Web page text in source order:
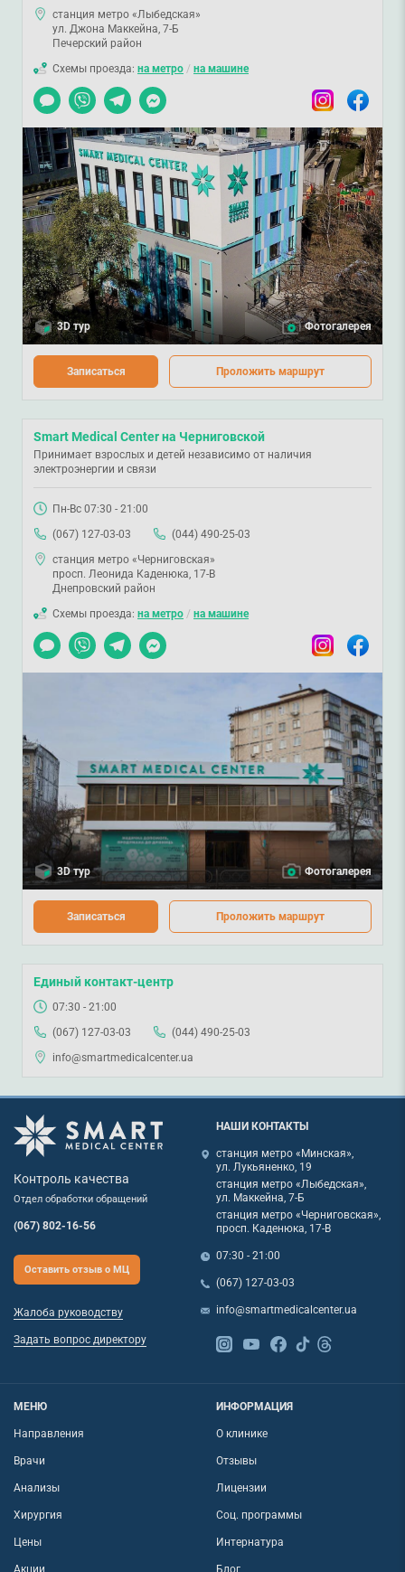
станция метро «Лыбедская»
ул. Джона Маккейна, 7-Б
Печерский район
Схемы проезда: на метро / на машине
Чат
Viber TelegramMessenger InstagramFacebook
3D тур Фотогалерея
Записаться Проложить маршрут
Smart Medical Center на Черниговской
Принимает взрослых и детей независимо от наличия
электроэнергии и связи
Пн-Вс 07:30 - 21:00
(067) 127-03-03
(044) 490-25-03
станция метро «Черниговская»
просп. Леонида Каденюка, 17-В
Днепровский район
Схемы проезда: на метро / на машине
Чат
Viber TelegramMessenger InstagramFacebook
3D тур Фотогалерея
Записаться Проложить маршрут
Единый контакт-центр
07:30 - 21:00
(067) 127-03-03
(044) 490-25-03
info@smartmedicalcenter.ua
Контроль качества
Отдел обработки обращений
(067) 802-16-56
Оставить отзыв о МЦ
Жалоба руководству
Задать вопрос директору
НАШИ КОНТАКТЫ
станция метро «Минская»,
ул. Лукьяненко, 19
станция метро «Лыбедская»,
ул. Маккейна, 7-Б
станция метро «Черниговская»,
просп. Каденюка, 17-В
07:30 - 21:00
(067) 127-03-03
info@smartmedicalcenter.ua
МЕНЮ
Направления
Врачи
Анализы
Хирургия
Цены
Акции
ИНФОРМАЦИЯ
О клинике
Отзывы
Лицензии
Соц. программы
Интернатура
Блог